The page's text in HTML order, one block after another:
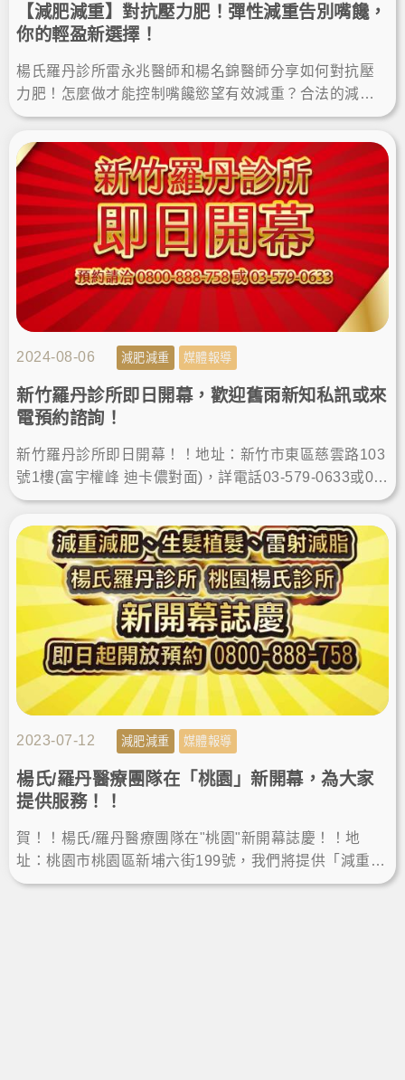
【減肥減重】對抗壓力肥！彈性減重告別嘴饞，
你的輕盈新選擇！
楊氏羅丹診所雷永兆醫師和楊名錦醫師分享如何對抗壓
力肥！怎麼做才能控制嘴饞慾望有效減重？合法的減肥
藥物有哪些？一起看看本篇分享，讓我們持續瘦身保持
理想體重與健康！
2024-08-06 減肥減重 媒體報導
新竹羅丹診所即日開幕，歡迎舊雨新知私訊或來
電預約諮詢！
新竹羅丹診所即日開幕！！地址：新竹市東區慈雲路103
號1樓(富宇權峰 迪卡儂對面)，詳電話03-579-0633或08
00-888-758，歡迎預約諮詢！
2023-07-12 減肥減重 媒體報導
楊氏/羅丹醫療團隊在「桃園」新開幕，為大家
提供服務！！
賀！！楊氏/羅丹醫療團隊在"桃園"新開幕誌慶！！地
址：桃園市桃園區新埔六街199號，我們將提供「減重、
生髮、雷射減脂」等服務，歡迎舊雨新知私訊或來電預